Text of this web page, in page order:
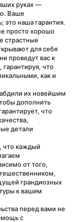
руках —
Ваше
это наша гарантия.
просто хорошо
страстные
для себя
проведут вас к
что
как и
их новейшим
дополнить
что
детали
что каждый
от того,
грандиозных
к вашим
перед вами не
с